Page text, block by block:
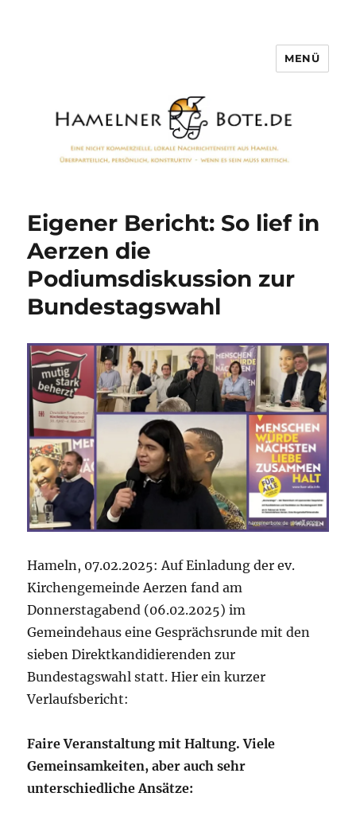
MENÜ
Eigener Bericht: So lief in
Aerzen die
Podiumsdiskussion zur
Bundestagswahl
Hameln, 07.02.2025: Auf Einladung der ev.
Kirchengemeinde Aerzen fand am
Donnerstagabend (06.02.2025) im
Gemeindehaus eine Gesprächsrunde mit den
sieben Direktkandidierenden zur
Bundestagswahl statt. Hier ein kurzer
Verlaufsbericht:
Faire Veranstaltung mit Haltung. Viele
Gemeinsamkeiten, aber auch sehr
unterschiedliche Ansätze: